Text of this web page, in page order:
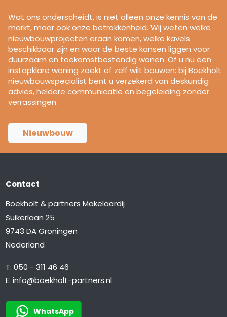
Wat ons onderscheidt, is niet alleen onze kennis van de
markt, maar ook onze betrokkenheid. Wij weten welke
nieuwbouwprojecten eraan komen, welke kavels
beschikbaar zijn en waar de beste kansen liggen voor
duurzaam en toekomstbestendig wonen. Of u nu een
instapklare woning zoekt of zelf wilt bouwen: bij Boekholt
nieuwbouwspecialist bent u verzekerd van deskundig
advies, heldere communicatie en begeleiding zonder
verrassingen.
Nieuwbouw
Contact
Boekholt & partners Makelaardij
Suikerlaan 25
9743 DA Groningen
Nederland
T:050 - 311 46 46
E:info@boekholt-partners.nl
WhatsApp